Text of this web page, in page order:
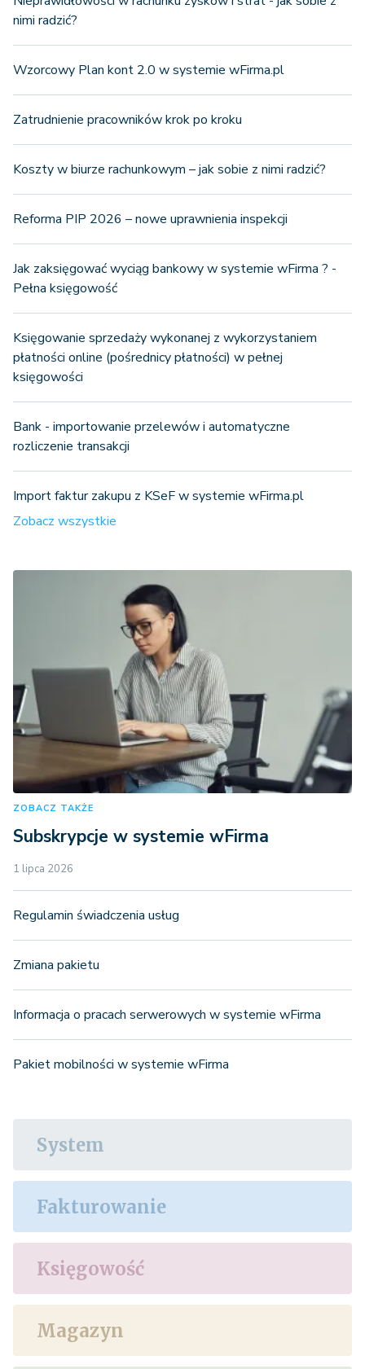
nimi radzić?
Wzorcowy Plan kont 2.0 w systemie wFirma.pl
Zatrudnienie pracowników krok po kroku
Koszty w biurze rachunkowym – jak sobie z nimi radzić?
Reforma PIP 2026 – nowe uprawnienia inspekcji
Jak zaksięgować wyciąg bankowy w systemie wFirma ? -
Pełna księgowość
Księgowanie sprzedaży wykonanej z wykorzystaniem
płatności online (pośrednicy płatności) w pełnej
księgowości
Bank - importowanie przelewów i automatyczne
rozliczenie transakcji
Import faktur zakupu z KSeF w systemie wFirma.pl
Zobacz wszystkie
ZOBACZ TAKŻE
Subskrypcje w systemie wFirma
1 lipca 2026
Regulamin świadczenia usług
Zmiana pakietu
Informacja o pracach serwerowych w systemie wFirma
Pakiet mobilności w systemie wFirma
System
Fakturowanie
Księgowość
Magazyn